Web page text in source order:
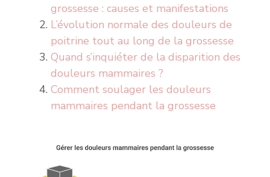
grossesse : causes et manifestations
L’évolution normale des douleurs de
poitrine tout au long de la grossesse
Quand s’inquiéter de la disparition des
douleurs mammaires ?
Comment soulager les douleurs
mammaires pendant la grossesse